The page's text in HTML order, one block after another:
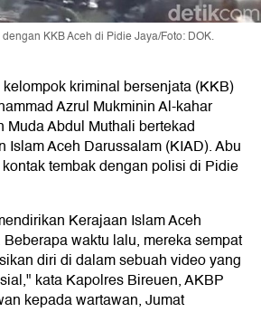
KKB Aceh di Pidie Jaya/Foto: DOK.
kriminal bersenjata (KKB)
Azrul Mukminin Al-kahar
Muda Abdul Muthali bertekad
Islam Aceh Darussalam (KIAD). Abu
tembak dengan polisi di Pidie
Kerajaan Islam Aceh
waktu lalu, mereka sempat
diri di dalam sebuah video yang
kata Kapolres Bireuen, AKBP
kepada wartawan, Jumat